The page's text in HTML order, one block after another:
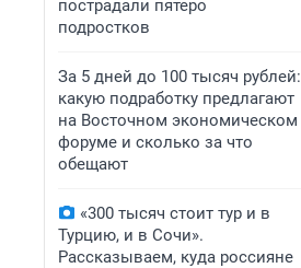
пострадали пятеро
подростков
За 5 дней до 100 тысяч рублей:
какую подработку предлагают
на Восточном экономическом
форуме и сколько за что
обещают
«300 тысяч стоит тур и в
Турцию, и в Сочи».
Рассказываем, куда россияне